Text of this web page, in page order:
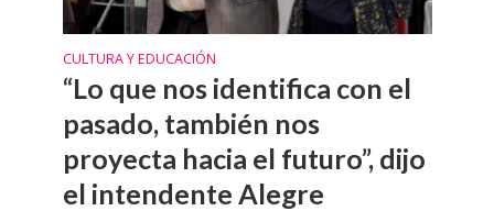
CULTURA Y EDUCACIÓN
“Lo que nos identifica con el
pasado, también nos
proyecta hacia el futuro”, dijo
el intendente Alegre